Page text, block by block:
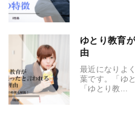
ゆとり教育
由
最近になりよ
葉です。「ゆ
「ゆとり教...